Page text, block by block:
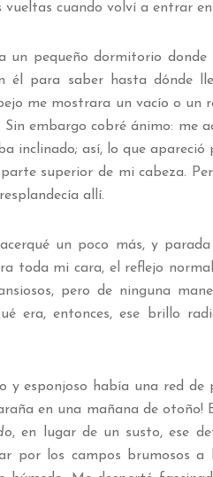
vueltas cuando volví a entrar
un pequeño dormitorio
él para saber hasta dónde
me mostrara un vacío o un
embargo cobré ánimo: me
inclinado; así, lo que
superior de mi cabeza.
allí.
un poco más, y
toda mi cara, el reflejo
pero de ninguna
era, entonces, ese brillo
y esponjoso había una red
en una mañana de otoño!
, en lugar de un susto, ese
por los campos brumosos